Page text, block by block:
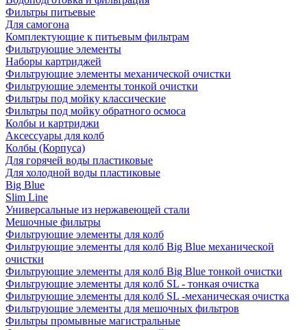
Фильтры питьевые
Для самогона
Комплектующие к питьевым фильтрам
Фильтрующие элементы
Наборы картриджей
Фильтрующие элементы механической очистки
Фильтрующие элементы тонкой очистки
Фильтры под мойку классические
Фильтры под мойку обратного осмоса
Колбы и картриджи
Аксессуары для колб
Колбы (Корпуса)
Для горячей воды пластиковые
Для холодной воды пластиковые
Big Blue
Slim Line
Универсальные из нержавеющей стали
Мешочные фильтры
Фильтрующие элементы для колб
Фильтрующие элементы для колб Big Blue механической
очистки
Фильтрующие элементы для колб Big Blue тонкой очистки
Фильтрующие элементы для колб SL - тонкая очистка
Фильтрующие элементы для колб SL -механическая очистка
Фильтрующие элементы для мешочных фильтров
Фильтры промывные магистральные